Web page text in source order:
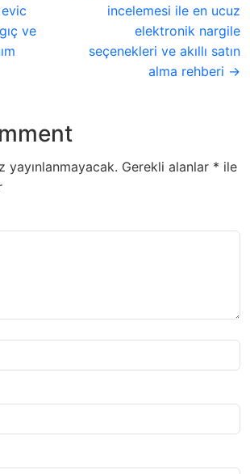
ve
incelemesi ile en ucuz
elektronik nargile
seçenekleri ve akıllı satın
alma rehberi →
yayınlanmayacak. Gerekli alanlar * ile